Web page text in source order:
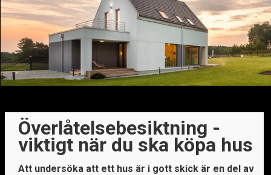
Överlåtelsebesiktning -
viktigt när du ska köpa hus
Att undersöka att ett hus är i gott skick är en del av